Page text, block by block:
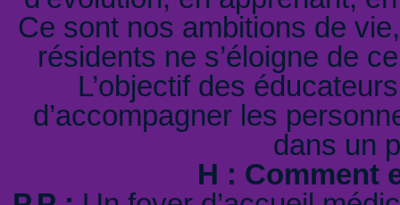
Ce sont nos ambitions de
résidents ne s’éloigne de
L’objectif des
d’accompagner les
dans un
H : Comment